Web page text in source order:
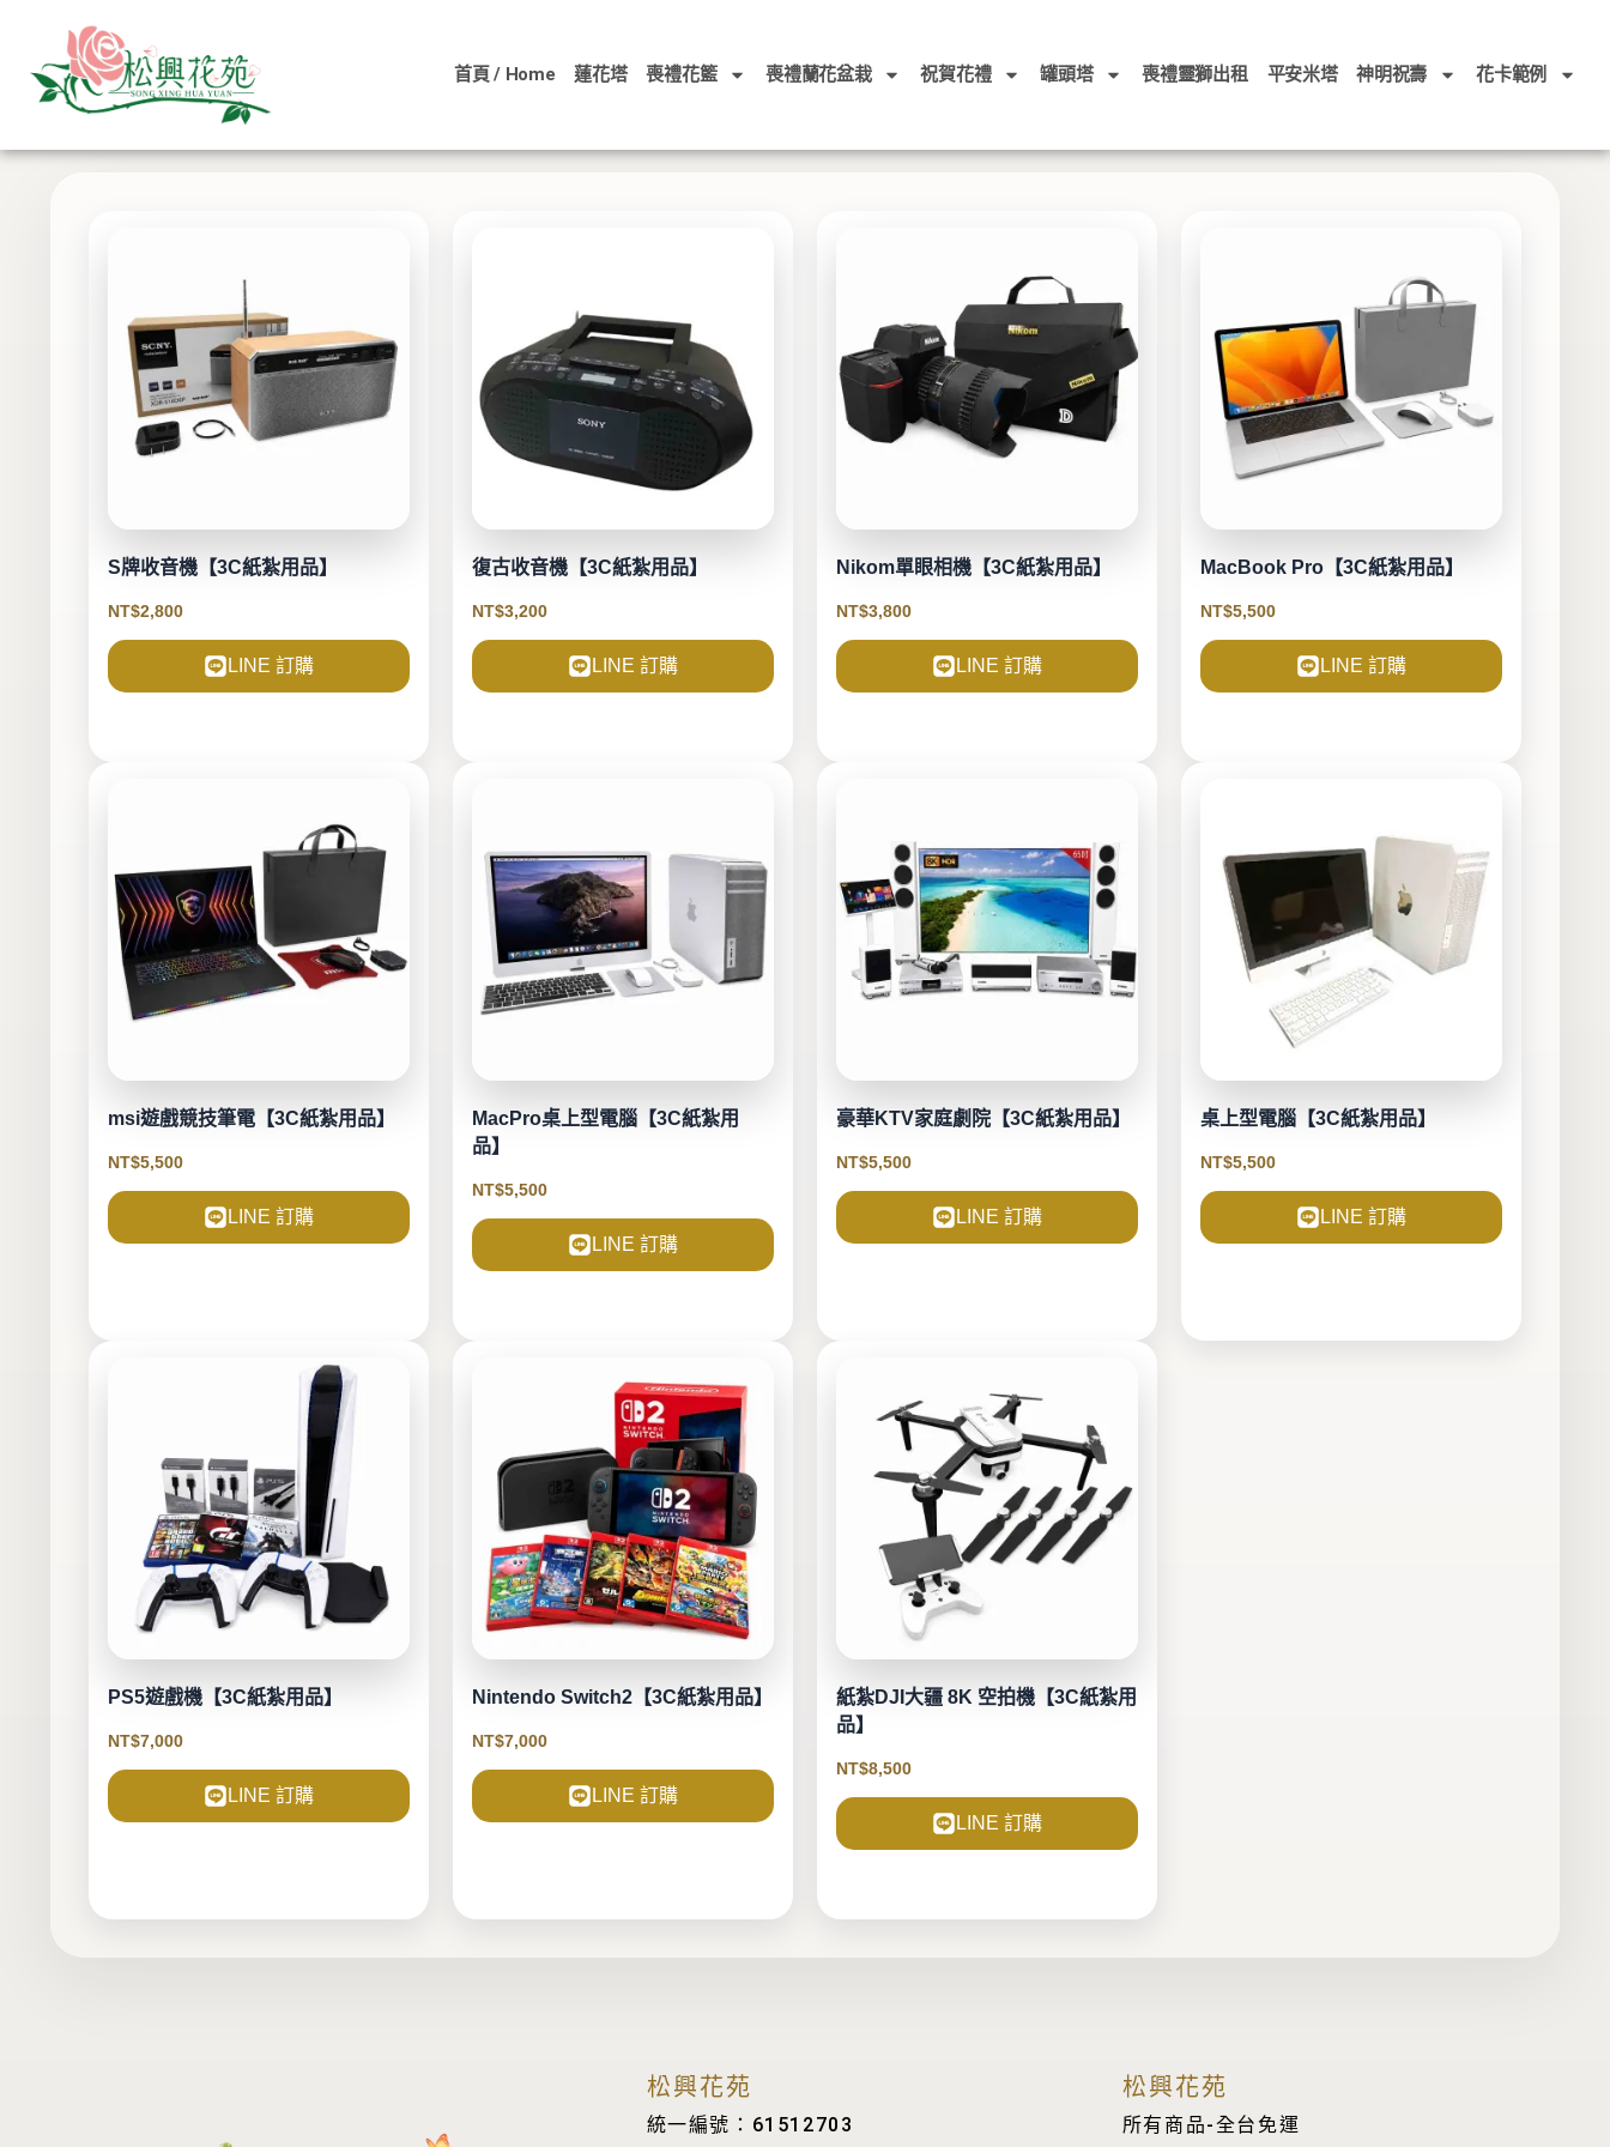
首頁 / Home 蓮花塔 喪禮花籃 喪禮蘭花盆栽 祝賀花禮 罐頭塔 喪禮靈獅出租 平安米塔 神明祝壽 花卡範例
顯示所有 11 筆結果
排
序：
低
至
S牌收音機【3C紙紮用品】
NT$2,800
LINE 訂購
復古收音機【3C紙紮用品】
NT$3,200
LINE 訂購
Nikom單眼相機【3C紙紮用品】
NT$3,800
LINE 訂購
MacBook Pro【3C紙紮用品】
NT$5,500
LINE 訂購
msi遊戲競技筆電【3C紙紮用品】
NT$5,500
LINE 訂購
MacPro桌上型電腦【3C紙紮用
品】
NT$5,500
LINE 訂購
豪華KTV家庭劇院【3C紙紮用品】
NT$5,500
LINE 訂購
桌上型電腦【3C紙紮用品】
NT$5,500
LINE 訂購
PS5遊戲機【3C紙紮用品】
NT$7,000
LINE 訂購
Nintendo Switch2【3C紙紮用品】
NT$7,000
LINE 訂購
紙紮DJI大疆 8K 空拍機【3C紙紮用
品】
NT$8,500
LINE 訂購
松興花苑
統一編號：61512703
松興花苑
所有商品-全台免運